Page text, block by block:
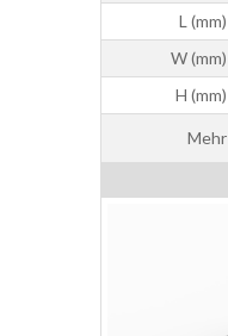
L (mm)
W (mm)
H (mm)
Mehr